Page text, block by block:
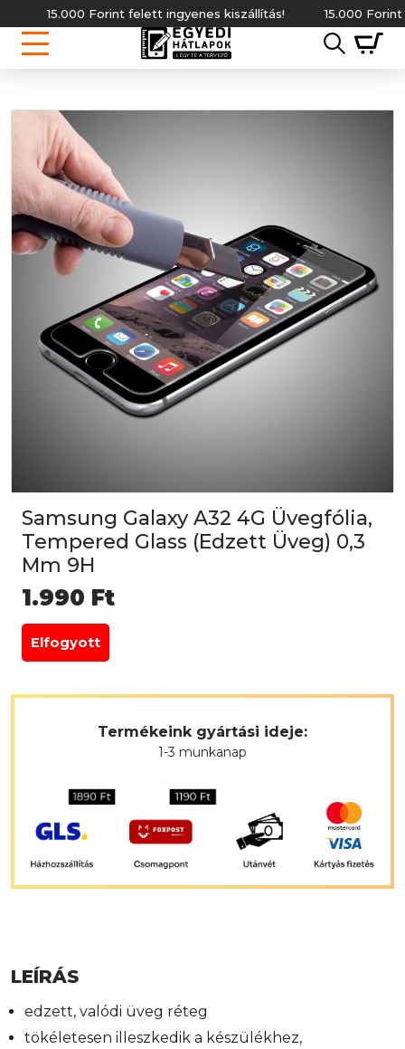
15.000 Forint felett ingyenes kiszállítás! 15.000 Forint
Samsung Galaxy A32 4G Üvegfólia,
Tempered Glass (Edzett Üveg) 0,3
Mm 9H
1.990 Ft
Elfogyott
Termékeink gyártási ideje:
1-3 munkanap
LEÍRÁS
edzett, valódi üveg réteg
tökéletesen illeszkedik a készülékhez,